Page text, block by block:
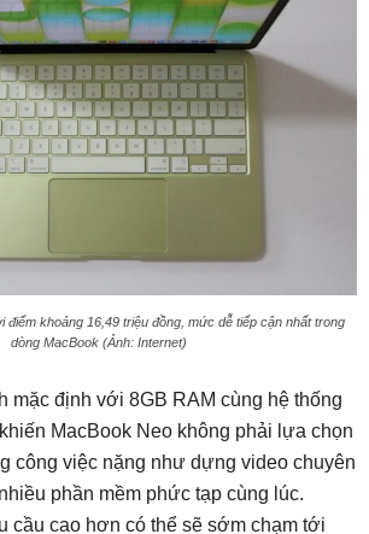
điểm khoảng 16,49 triệu đồng, mức dễ tiếp cận nhất trong
dòng MacBook (Ảnh: Internet)
mặc định với 8GB RAM cùng hệ thống
MacBook Neo không phải lựa chọn
công việc nặng như dựng video chuyên
phần mềm phức tạp cùng lúc.
cầu cao hơn có thể sẽ sớm chạm tới